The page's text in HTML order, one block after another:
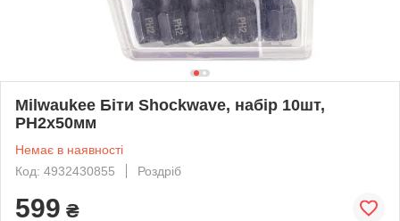
Milwaukee Біти Shockwave, набір 10шт,
PH2х50мм
Немає в наявності
Код: 4932430855
Роздріб
599 ₴